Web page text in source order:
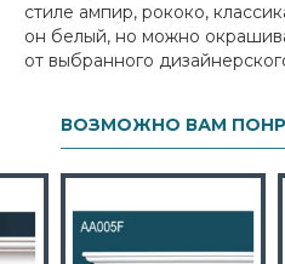
стиле ампир, рококо,
он белый, но можно
от выбранного
ВОЗМОЖНО ВАМ